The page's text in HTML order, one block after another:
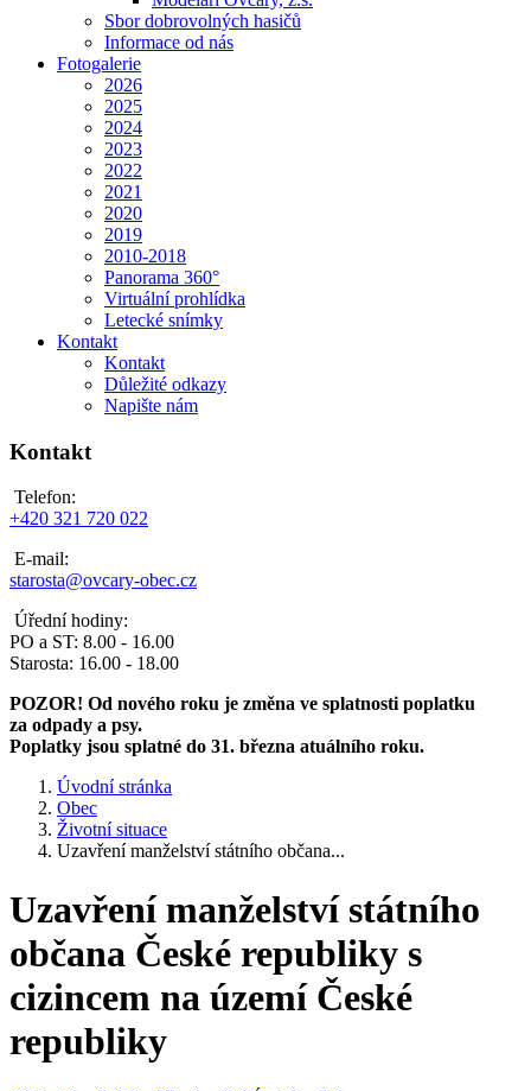
Sbor dobrovolných hasičů
Informace od nás
Fotogalerie
2026
2025
2024
2023
2022
2021
2020
2019
2010-2018
Panorama 360°
Virtuální prohlídka
Letecké snímky
Kontakt
Kontakt
Důležité odkazy
Napište nám
Kontakt
Telefon:
+420 321 720 022
E-mail:
starosta@ovcary-obec.cz
Úřední hodiny:
PO a ST: 8.00 - 16.00
Starosta: 16.00 - 18.00
POZOR! Od nového roku je změna ve splatnosti poplatku
za odpady a psy.
Poplatky jsou splatné do 31. března atuálního roku.
Úvodní stránka
Obec
Životní situace
Uzavření manželství státního občana...
Uzavření manželství státního
občana České republiky s
cizincem na území České
republiky